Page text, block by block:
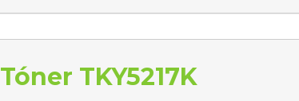
Tóner TKY5217K